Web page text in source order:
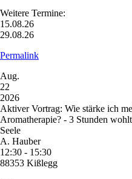
Weitere Termine:
15.08.26
29.08.26
Permalink
Aug.
22
2026
Aktiver Vortrag: Wie stärke ich
Aromatherapie? - 3 Stunden
Seele
A. Hauber
12:30 - 15:30
88353 Kißlegg